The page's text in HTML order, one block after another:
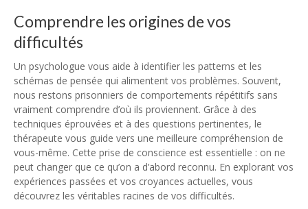
Comprendre les origines de vos
difficultés
Un psychologue vous aide à identifier les patterns et les
schémas de pensée qui alimentent vos problèmes. Souvent,
nous restons prisonniers de comportements répétitifs sans
vraiment comprendre d’où ils proviennent. Grâce à des
techniques éprouvées et à des questions pertinentes, le
thérapeute vous guide vers une meilleure compréhension de
vous-même. Cette prise de conscience est essentielle : on ne
peut changer que ce qu’on a d’abord reconnu. En explorant vos
expériences passées et vos croyances actuelles, vous
découvrez les véritables racines de vos difficultés.